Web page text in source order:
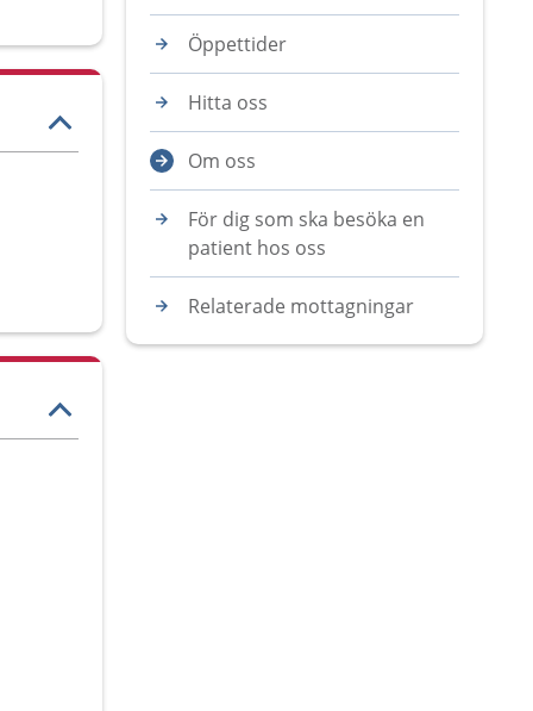
Öppettider
Hitta oss
Om oss
För dig som ska besöka en
patient hos oss
Relaterade mottagningar